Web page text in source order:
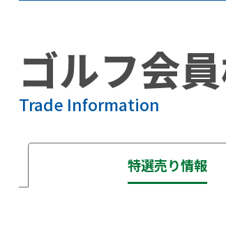
ゴルフ会
Trade Information
特選売り情報